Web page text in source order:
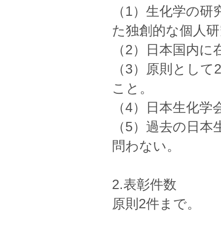
（1）生化学の
た独創的な個人
（2）日本国内
（3）原則とし
こと。
（4）日本生化
（5）過去の日
問わない。
2.表彰件数
原則2件まで。